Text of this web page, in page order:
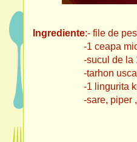
Ingrediente:- file de
-1 ceapa mica
-sucul de la 1
-tarhon uscat
-1 lingurita
-sare, piper